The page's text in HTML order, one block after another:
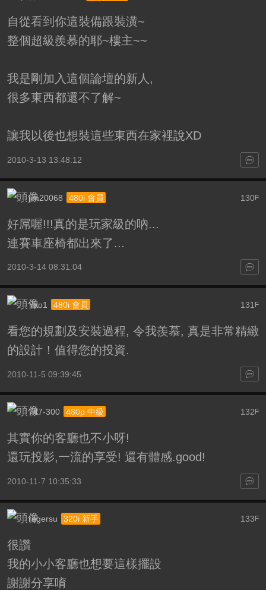
自從看到你這裝備跟裝潢~
整個超級羨慕的耶~樓主~~
我是剛加入這個論壇的新人,
很多東西都還不了解~
讓我以後也想裝這些東西在家裡說XD
2010-3-13 13:48:12
130F
jim20068 480i 會員
好屌喔!!!真的是玩家級的吶...
連賽車座椅都出來了...
2010-3-14 08:31:04
131 F
Yao1 480i 會員
看您的規劃及安裝過程, 令我羨慕, 真是非常精緻
的設計！值得您的投資.
2010-11-5 09:39:45
132 F
747-300 480p 中級
其實你的客廳也不小呀!
還玩投影,一流的享受! 還有體感.good!
2010-11-7 10:35:33
133 F
regersu 320i 新手
很讚
我的小小客廳也想要這樣擺設
謝謝分享唷